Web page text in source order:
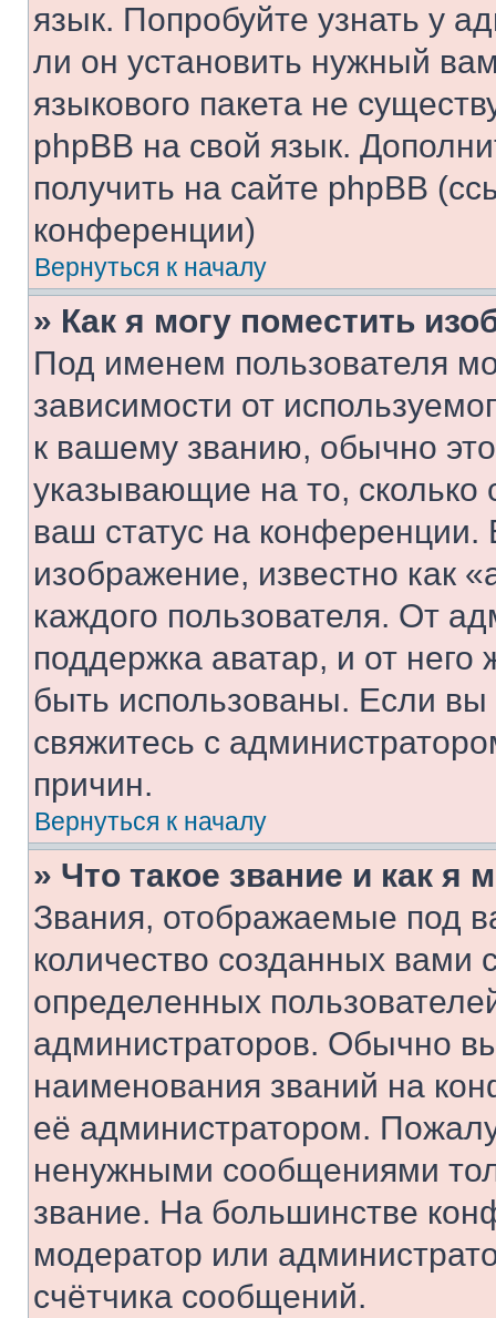
язык. Попробуйте узнать у
ли он установить нужный
языкового пакета не
phpBB на свой язык.
получить на сайте phpBB
конференции)
Вернуться к началу
» Как я могу поместить
Под именем пользователя
зависимости от
к вашему званию, обычно это
указывающие на то,
ваш статус на
изображение, известно как
каждого пользователя. От
поддержка аватар, и от него
быть использованы. Если
свяжитесь с
причин.
Вернуться к началу
» Что такое звание и как я
Звания, отображаемые под
количество созданных
определенных
администраторов. Обычно
наименования званий на
её администратором.
ненужными сообщениями
звание. На большинстве
модератор или
счётчика сообщений.